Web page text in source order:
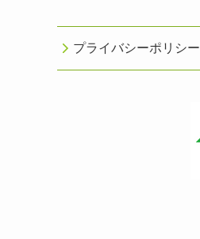
プライバシーポリシー